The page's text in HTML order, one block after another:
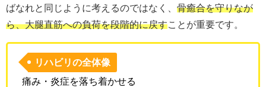
ばなれと同じように考えるのではなく、 骨癒合を守りなが
ら、大腿直筋への負荷を段階的に戻すことが重要です。
リハビリの全体像
痛み・炎症を落ち着かせる